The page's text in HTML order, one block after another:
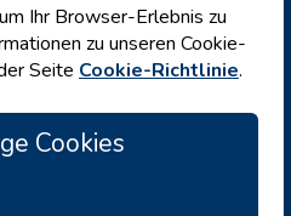
Ihr Browser-Erlebnis zu
zu unseren Cookie-
Seite Cookie-Richtlinie.
Cookies